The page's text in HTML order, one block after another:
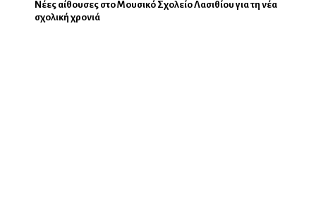
Νέες αίθουσες στο Μουσικό Σχολείο Λασιθίου για τη νέα
σχολική χρονιά